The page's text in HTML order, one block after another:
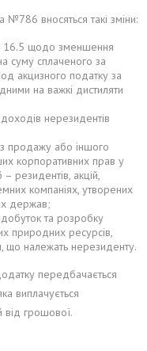
вносяться такі зміни:
16.5 щодо зменшення
суму сплаченого за
акцизного податку за
на важкі дистиляти
нерезидентів
з продажу або іншого
корпоративних прав у
– резидентів, акцій,
компаніях, утворених
держав;
та розробку
природних ресурсів,
що належать нерезиденту.
передбачається
виплачується
від грошової.